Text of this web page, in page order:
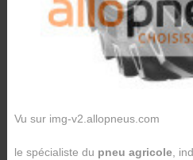
Vu sur img-v2.allopneus.com
le spécialiste du pneu agricole,